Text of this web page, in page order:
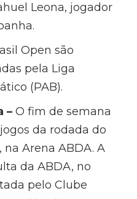
Leona, jogador
Open são
pela Liga
(PAB).
–O fim de semana
da rodada do
Arena ABDA. A
da ABDA, no
pelo Clube